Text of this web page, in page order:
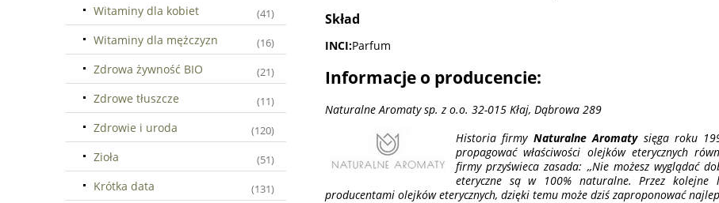
Witaminy dla kobiet (41)
Witaminy dla mężczyzn (16)
Zdrowa żywność BIO (21)
Zdrowe tłuszcze (11)
Zdrowie i uroda (120)
Zioła (51)
Krótka data (131)
Skład
INCI:Parfum
Informacje o producencie:
Naturalne Aromaty sp. z o.o. 32-015 Kłaj, Dąbrowa 289
Historia firmy Naturalne Aromatysięga roku
propagować właściwości olejków eterycznych
firmy przyświeca zasada: ,,Nie możesz wyglądać
eteryczne są w 100% naturalne. Przez kolejne
producentami olejków eterycznych, dzięki temu może dziś zaproponować